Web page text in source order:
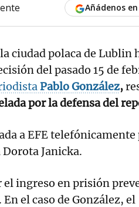
Añádenos
ciudad polaca de Lublin
del pasado 15 de
Pablo González,
por la defensa del
a EFE telefónicamente
Janicka.
el ingreso en prisión
el caso de González, el